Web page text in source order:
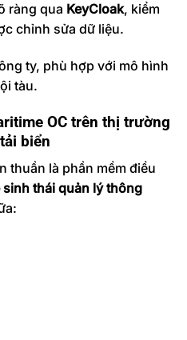
ràng qua KeyCloak, kiểm
chỉnh sửa dữ liệu.
ty, phù hợp với mô hình
tàu.
OC trên thị trường
biển
thuần là phần mềm điều
sinh thái quản lý thông